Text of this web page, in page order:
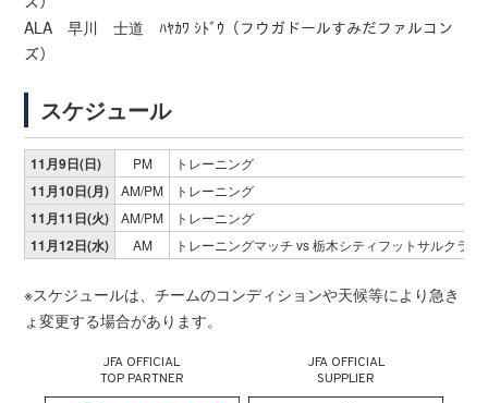
ALA 早川 士道 ﾊﾔｶﾜ ｼﾄﾞｳ（フウガドールすみだファルコン
ズ）
スケジュール
11月9日(日) PM トレーニング
11月10日(月) AM/PM トレーニング
11月11日(火) AM/PM トレーニング
11月12日(水) AM トレーニングマッチ vs 栃木シティフットサルクラブ
※スケジュールは、チームのコンディションや天候等により急き
ょ変更する場合があります。
JFA OFFICIAL
TOP PARTNER
JFA OFFICIAL
SUPPLIER